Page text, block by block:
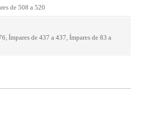
de 508 a 520
Ímpares de 437 a 437, Ímpares de 83 a